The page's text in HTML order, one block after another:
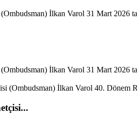
İlkan Varol 31 Mart 2026
İlkan Varol 31 Mart 2026